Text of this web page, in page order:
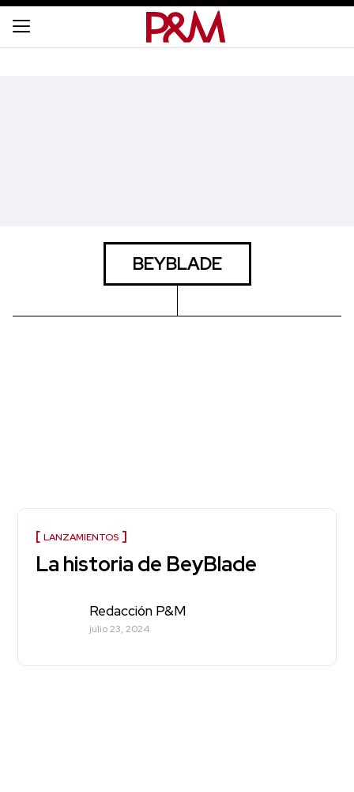
BEYBLADE
LANZAMIENTOS
La historia de BeyBlade
Redacción P&M
julio 23, 2024